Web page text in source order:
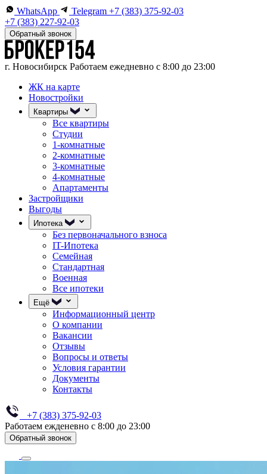
WhatsApp Telegram +7 (383) 375-92-03
+7 (383) 227-92-03
Обратный звонок
г. Новосибирск Работаем ежедневно с 8:00 до 23:00
ЖК на карте
Новостройки
Квартиры
Все квартиры
Студии
1-комнатные
2-комнатные
3-комнатные
4-комнатные
Апартаменты
Застройщики
Выгоды
Ипотека
Без первоначального взноса
IT-Ипотека
Семейная
Стандартная
Военная
Все ипотеки
Ещё
Информационный центр
О компании
Вакансии
Отзывы
Вопросы и ответы
Условия гарантии
Документы
Контакты
+7 (383) 375-92-03
Работаем ежденевно с 8:00 до 23:00
Обратный звонок